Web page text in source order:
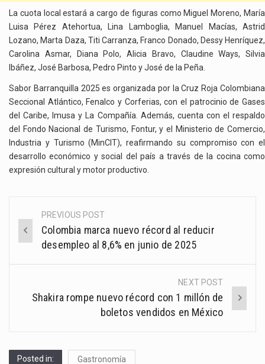
La cuota local estará a cargo de figuras como Miguel Moreno, María
Luisa Pérez Atehortua, Lina Lamboglia, Manuel Macías, Astrid
Lozano, Marta Daza, Titi Carranza, Franco Donado, Dessy Henríquez,
Carolina Asmar, Diana Polo, Alicia Bravo, Claudine Ways, Silvia
Ibáñez, José Barbosa, Pedro Pinto y José de la Peña.
Sabor Barranquilla 2025 es organizada por la Cruz Roja Colombiana
Seccional Atlántico, Fenalco y Corferias, con el patrocinio de Gases
del Caribe, Imusa y La Compañía. Además, cuenta con el respaldo
del Fondo Nacional de Turismo, Fontur, y el Ministerio de Comercio,
Industria y Turismo (MinCIT), reafirmando su compromiso con el
desarrollo económico y social del país a través de la cocina como
expresión cultural y motor productivo.
Post
navigation
PREVIOUS POST
Colombia marca nuevo récord al reducir
desempleo al 8,6% en junio de 2025
NEXT POST
Shakira rompe nuevo récord con 1 millón de
boletos vendidos en México
Posted in: Gastronomía